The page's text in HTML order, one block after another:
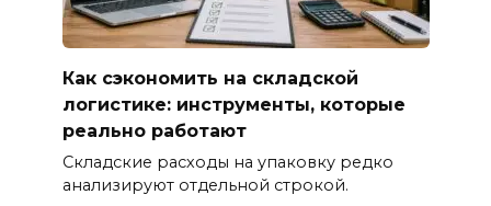
Как сэкономить на складской
логистике: инструменты, которые
реально работают
Складские расходы на упаковку редко
анализируют отдельной строкой.